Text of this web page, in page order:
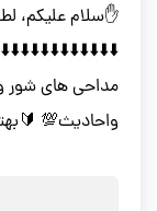
✋سلام علیکم،
⬇️⬇️⬇️⬇️⬇️⬇️⬇️⬇️⬇️⬇️⬇️⬇️
مداحی های شور
واحادیث💯